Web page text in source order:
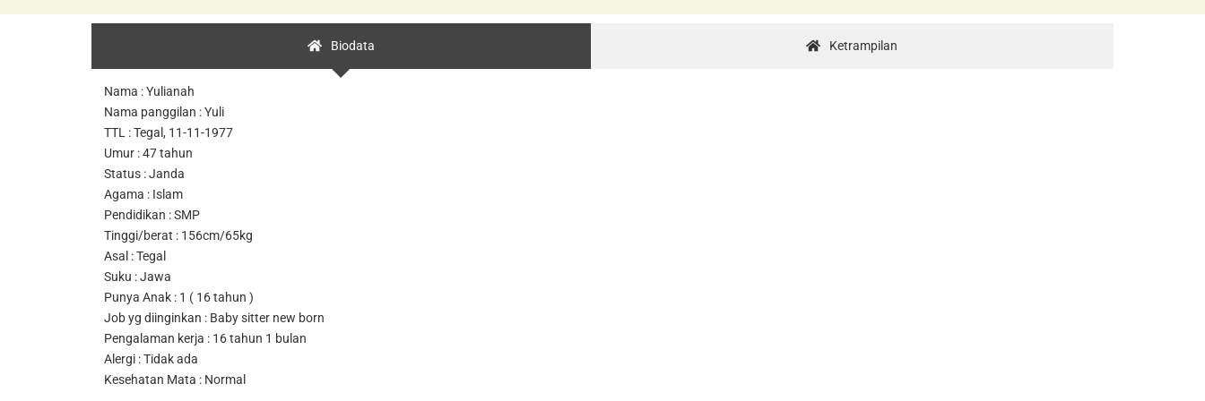
Biodata Ketrampilan
Nama : Yulianah
Nama panggilan : Yuli
TTL : Tegal, 11-11-1977
Umur : 47 tahun
Status : Janda
Agama : Islam
Pendidikan : SMP
Tinggi/berat : 156cm/65kg
Asal : Tegal
Suku : Jawa
Punya Anak : 1 ( 16 tahun )
Job yg diinginkan : Baby sitter new born
Pengalaman kerja : 16 tahun 1 bulan
Alergi : Tidak ada
Kesehatan Mata : Normal